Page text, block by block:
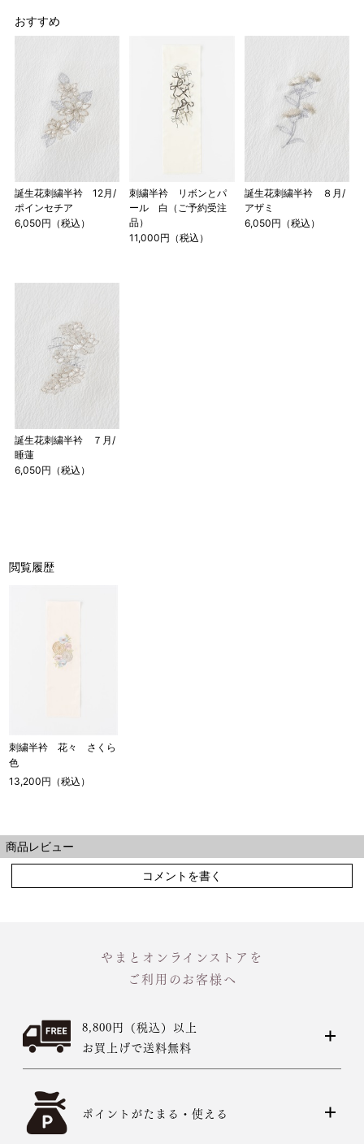
おすすめ
誕生花刺繍半衿 12月/
ポインセチア
6,050円（税込）
刺繍半衿 リボンとパ
ール 白（ご予約受注
品）
11,000円（税込）
誕生花刺繍半衿 ８月/
アザミ
6,050円（税込）
誕生花刺繍半衿 ７月/
睡蓮
6,050円（税込）
閲覧履歴
刺繍半衿 花々 さくら
色
13,200円（税込）
商品レビュー
コメントを書く
やまとオンラインストアを
ご利用のお客様へ
8,800円（税込）以上
お買上げで送料無料
ポイントがたまる・使える